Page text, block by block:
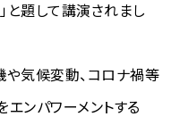
と題して講演されまし
や気候変動、コロナ禍等
ンパワーメントする